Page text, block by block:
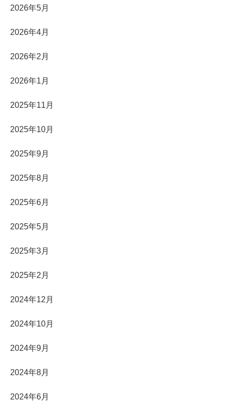
2026年5月
2026年4月
2026年2月
2026年1月
2025年11月
2025年10月
2025年9月
2025年8月
2025年6月
2025年5月
2025年3月
2025年2月
2024年12月
2024年10月
2024年9月
2024年8月
2024年6月